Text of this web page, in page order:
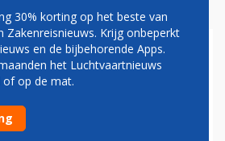
OEKRAÏNE
NIET
VOOR MH17
30% korting op het beste van
Zakenreisnieuws. Krijg onbeperkt
en de bijbehorende Apps.
het Luchtvaartnieuws
of op de mat.